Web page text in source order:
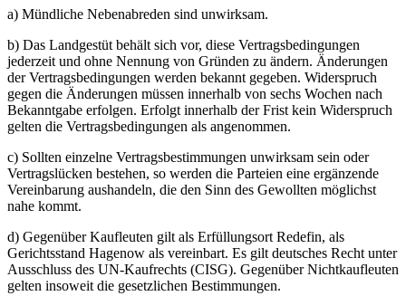
a) Mündliche Nebenabreden sind unwirksam.
b) Das Landgestüt behält sich vor, diese Vertragsbedingungen
jederzeit und ohne Nennung von Gründen zu ändern. Änderungen
der Vertragsbedingungen werden bekannt gegeben. Widerspruch
gegen die Änderungen müssen innerhalb von sechs Wochen nach
Bekanntgabe erfolgen. Erfolgt innerhalb der Frist kein Widerspruch
gelten die Vertragsbedingungen als angenommen.
c) Sollten einzelne Vertragsbestimmungen unwirksam sein oder
Vertragslücken bestehen, so werden die Parteien eine ergänzende
Vereinbarung aushandeln, die den Sinn des Gewollten möglichst
nahe kommt.
d) Gegenüber Kaufleuten gilt als Erfüllungsort Redefin, als
Gerichtsstand Hagenow als vereinbart. Es gilt deutsches Recht unter
Ausschluss des UN-Kaufrechts (CISG). Gegenüber Nichtkaufleuten
gelten insoweit die gesetzlichen Bestimmungen.